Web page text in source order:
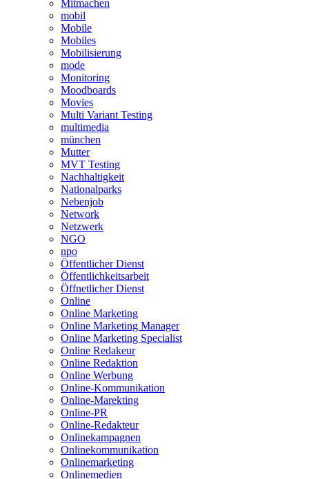
Mitmachen
mobil
Mobile
Mobiles
Mobilisierung
mode
Monitoring
Moodboards
Movies
Multi Variant Testing
multimedia
münchen
Mutter
MVT Testing
Nachhaltigkeit
Nationalparks
Nebenjob
Network
Netzwerk
NGO
npo
Öffentlicher Dienst
Öffentlichkeitsarbeit
Öffnetlicher Dienst
Online
Online Marketing
Online Marketing Manager
Online Marketing Specialist
Online Redakeur
Online Redaktion
Online Werbung
Online-Kommunikation
Online-Marekting
Online-PR
Online-Redakteur
Onlinekampagnen
Onlinekommunikation
Onlinemarketing
Onlinemedien